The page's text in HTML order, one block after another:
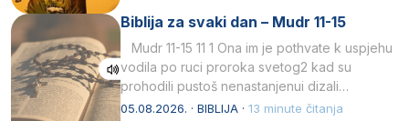
Biblija za svaki dan – Mudr 11-15
Mudr 11-15 11 1 Ona im je pothvate k uspjehu
vodila po ruci proroka svetog2 kad su
prohodili pustoš nenastanjenui dizali…
05.08.2026. · BIBLIJA · 13 minute čitanja